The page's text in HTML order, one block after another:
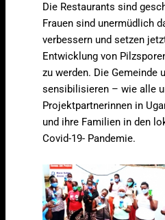
Die Restaurants sind
Frauen sind unermüdlich
verbessern und setzen
Entwicklung von
zu werden. Die Gemeinde
sensibilisieren – wie alle
Projektpartnerinnen in
und ihre Familien in den
Covid-19- Pandemie.